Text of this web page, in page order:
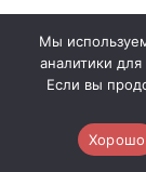
проекта
сути,
лёгком
Мы
аналитики
Если вы
Хорошо